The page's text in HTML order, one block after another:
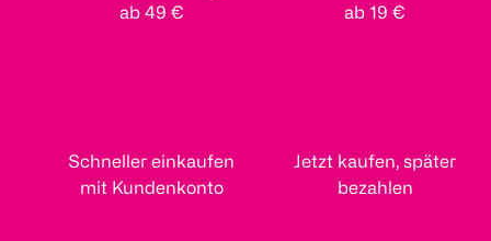
ab 49 €
ab 19 €
Schneller einkaufen
mit Kundenkonto
Jetzt kaufen, später
bezahlen